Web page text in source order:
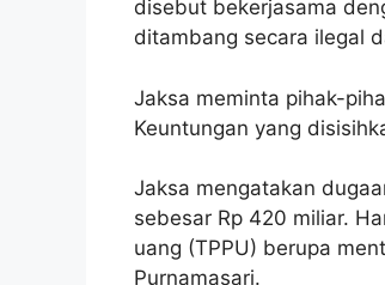
disebut bekerjasama
ditambang secara ilegal
Jaksa meminta pihak-
Keuntungan yang
Jaksa mengatakan
sebesar Rp 420 miliar.
uang (TPPU) berupa
Purnamasari.